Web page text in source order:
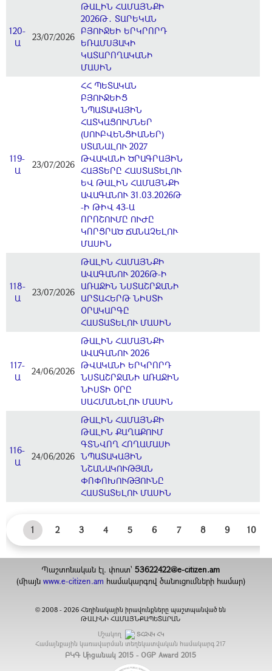
120-
Ա
23/07/2026
ԹԱԼԻՆ ՀԱՄԱՅՆՔԻ
2026Թ․ ՏԱՐԵԿԱՆ
ԲՅՈՒՋԵԻ ԵՐԿՐՈՐԴ
ԵՌԱՄՍՅԱԿԻ
ԿԱՏԱՐՈՂԱԿԱՆԻ
ՄԱՍԻՆ
119-
Ա
23/07/2026
ՀՀ ՊԵՏԱԿԱՆ
ԲՅՈՒՋԵԻՑ
ՆՊԱՏԱԿԱՅԻՆ
ՀԱՏԿԱՑՈՒՄՆԵՐ
(ՍՈՒԲՎԵՆՑԻԱՆԵՐ)
ՍՏԱՆԱԼՈՒ 2027
ԹՎԱԿԱՆԻ ԾՐԱԳՐԱՅԻՆ
ՀԱՅՏԵՐԸ ՀԱՍՏԱՏԵԼՈՒ
ԵՎ ԹԱԼԻՆ ՀԱՄԱՅՆՔԻ
ԱՎԱԳԱՆՈՒ 31.03.2026Թ
-Ի ԹԻՎ 43-Ա
ՈՐՈՇՈՒՄԸ ՈՒԺԸ
ԿՈՐՑՐԱԾ ՃԱՆԱՉԵԼՈՒ
ՄԱՍԻՆ
118-
Ա
23/07/2026
ԹԱԼԻՆ ՀԱՄԱՅՆՔԻ
ԱՎԱԳԱՆՈՒ 2026Թ-Ի
ԱՌԱՋԻՆ ՆՍՏԱՇՐՋԱՆԻ
ԱՐՏԱՀԵՐԹ ՆԻՍՏԻ
ՕՐԱԿԱՐԳԸ
ՀԱՍՏԱՏԵԼՈՒ ՄԱՍԻՆ
117-
Ա
24/06/2026
ԹԱԼԻՆ ՀԱՄԱՅՆՔԻ
ԱՎԱԳԱՆՈՒ 2026
ԹՎԱԿԱՆԻ ԵՐԿՐՈՐԴ
ՆՍՏԱՇՐՋԱՆԻ ԱՌԱՋԻՆ
ՆԻՍՏԻ ՕՐԸ
ՍԱՀՄԱՆԵԼՈՒ ՄԱՍԻՆ
116-
Ա
24/06/2026
ԹԱԼԻՆ ՀԱՄԱՅՆՔԻ
ԹԱԼԻՆ ՔԱՂԱՔՈՒՄ
ԳՏՆՎՈՂ ՀՈՂԱՄԱՍԻ
ՆՊԱՏԱԿԱՅԻՆ
ՆՇԱՆԱԿՈՒԹՅԱՆ
ՓՈՓՈԽՈՒԹՅՈՒՆԸ
ՀԱՍՏԱՏԵԼՈՒ ՄԱՍԻՆ
1 2 3 4 5 6 7 8 9 10
Պաշտոնական էլ. փոստ`53622422@e-citizen.am
(միայն www.e-citizen.am համակարգով ծանուցումների համար)
© 2008 -2026 Հեղինակային իրավունքները պաշտպանված են
ԹԱԼԻՆԻ ՀԱՄԱՅՆՔԱՊԵՏԱՐԱՆ
Մշակող
ՏՀԶՎԿ ՀԿ
Համայնքային կառավարման տեղեկատվական համակարգ 217
ԲԿԳ Մրցանակ 2015 - OGP Award 2015